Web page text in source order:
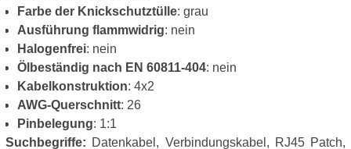
Farbe der Knickschutztülle: grau
Ausführung flammwidrig: nein
Halogenfrei: nein
Ölbeständig nach EN 60811-404: nein
Kabelkonstruktion: 4x2
AWG-Querschnitt: 26
Pinbelegung: 1:1
Suchbegriffe: Datenkabel, Verbindungskabel, RJ45 Patch,